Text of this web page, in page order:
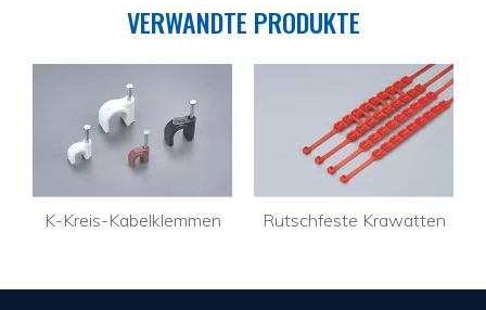
VERWANDTE PRODUKTE
K-Kreis-Kabelklemmen Rutschfeste Krawatten